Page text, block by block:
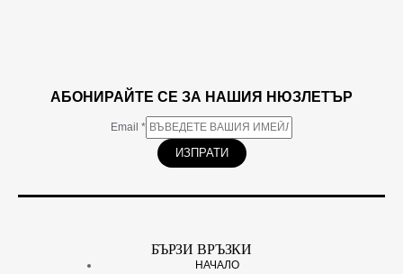
АБОНИРАЙТЕ СЕ ЗА НАШИЯ НЮЗЛЕТЪР
Email *
ИЗПРАТИ
БЪРЗИ ВРЪЗКИ
НАЧАЛО